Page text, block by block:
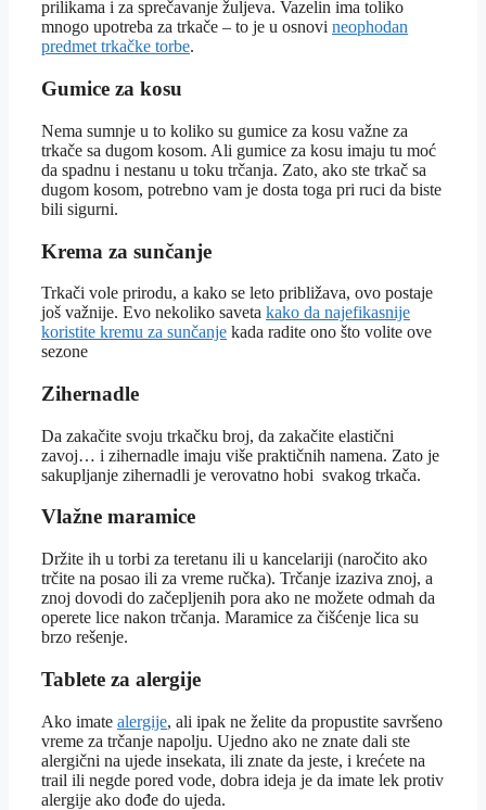
prilikama i za sprečavanje žuljeva. Vazelin ima toliko
mnogo upotreba za trkače – to je u osnovi neophodan
predmet trkačke torbe.
Gumice za kosu
Nema sumnje u to koliko su gumice za kosu važne za
trkače sa dugom kosom. Ali gumice za kosu imaju tu moć
da spadnu i nestanu u toku trčanja. Zato, ako ste trkač sa
dugom kosom, potrebno vam je dosta toga pri ruci da biste
bili sigurni.
Krema za sunčanje
Trkači vole prirodu, a kako se leto približava, ovo postaje
još važnije. Evo nekoliko saveta kako da najefikasnije
koristite kremu za sunčanje kada radite ono što volite ove
sezone
Zihernadle
Da zakačite svoju trkačku broj, da zakačite elastični
zavoj… i zihernadle imaju više praktičnih namena. Zato je
sakupljanje zihernadli je verovatno hobi svakog trkača.
Vlažne maramice
Držite ih u torbi za teretanu ili u kancelariji (naročito ako
trčite na posao ili za vreme ručka). Trčanje izaziva znoj, a
znoj dovodi do začepljenih pora ako ne možete odmah da
operete lice nakon trčanja. Maramice za čišćenje lica su
brzo rešenje.
Tablete za alergije
Ako imate alergije, ali ipak ne želite da propustite savršeno
vreme za trčanje napolju. Ujedno ako ne znate dali ste
alergični na ujede insekata, ili znate da jeste, i krećete na
trail ili negde pored vode, dobra ideja je da imate lek protiv
alergije ako dođe do ujeda.